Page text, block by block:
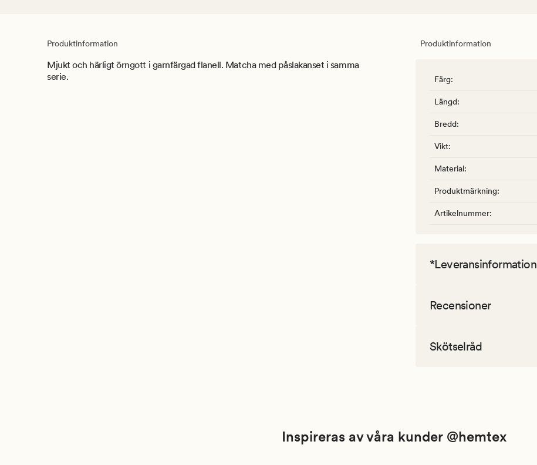
Produktinformation
Mjukt och härligt örngott i garnfärgad flanell. Matcha med påslakanset i samma
serie.
Produktinformation
Färg:
Längd:
Bredd:
Vikt:
Material:
Produktmärkning:
Artikelnummer:
*Leveransinformation
Recensioner
Skötselråd
Inspireras av våra kunder @hemtex